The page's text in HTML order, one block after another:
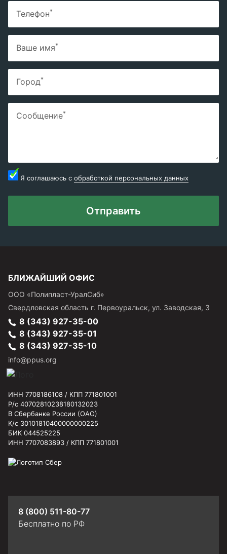
Телефон*
Ваше имя*
Город*
Сообщение*
Я соглашаюсь с обработкой персональных данных
Отправить
БЛИЖАЙШИЙ ОФИС
ООО «Полипласт-УралСиб»
Свердловская область г. Первоуральск, ул. Заводская, 3
8 (343) 927-35-00
8 (343) 927-35-01
8 (343) 927-35-10
info@ppus.org
ИНН 7708186108 / КПП 771801001
Р/с 40702810238180132023
В Сбербанке России (ОАО)
К/с 30101810400000000225
БИК 044525225
ИНН 7707083893 / КПП 771801001
8 (800) 511-80-77
Бесплатно по РФ